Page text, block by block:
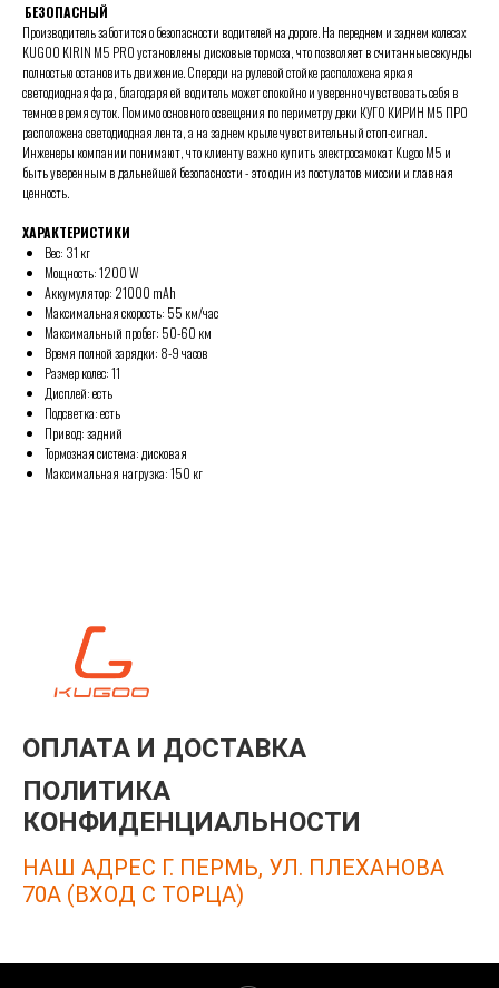
БЕЗОПАСНЫЙ
Производитель заботится о безопасности водителей на дороге. На переднем и заднем колесах
KUGOO KIRIN M5 PRO установлены дисковые тормоза, что позволяет в считанные секунды
полностью остановить движение. Спереди на рулевой стойке расположена яркая
светодиодная фара, благодаря ей водитель может спокойно и уверенно чувствовать себя в
темное время суток. Помимо основного освещения по периметру деки КУГО КИРИН M5 ПРО
расположена светодиодная лента, а на заднем крыле чувствительный стоп-сигнал.
Инженеры компании понимают, что клиенту важно купить электросамокат Kugoo M5 и
быть уверенным в дальнейшей безопасности - это один из постулатов миссии и главная
ценность.
ХАРАКТЕРИСТИКИ
Вес: 31 кг
Мощность: 1200 W
Аккумулятор: 21000 mAh
Максимальная скорость: 55 км/час
Максимальный пробег: 50-60 км
Время полной зарядки: 8-9 часов
Размер колес: 11
Дисплей: есть
Подсветка: есть
Привод: задний
Тормозная система: дисковая
Максимальная нагрузка: 150 кг
ОПЛАТА И ДОСТАВКА
ПОЛИТИКА
КОНФИДЕНЦИАЛЬНОСТИ
НАШ АДРЕС Г. ПЕРМЬ, УЛ. ПЛЕХАНОВА
70А (ВХОД С ТОРЦА)